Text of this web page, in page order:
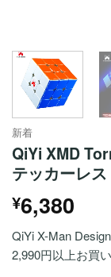
新着
QiYi XMD
テッカーレス
¥6,380
QiYi X-Man
2,990円以上お買